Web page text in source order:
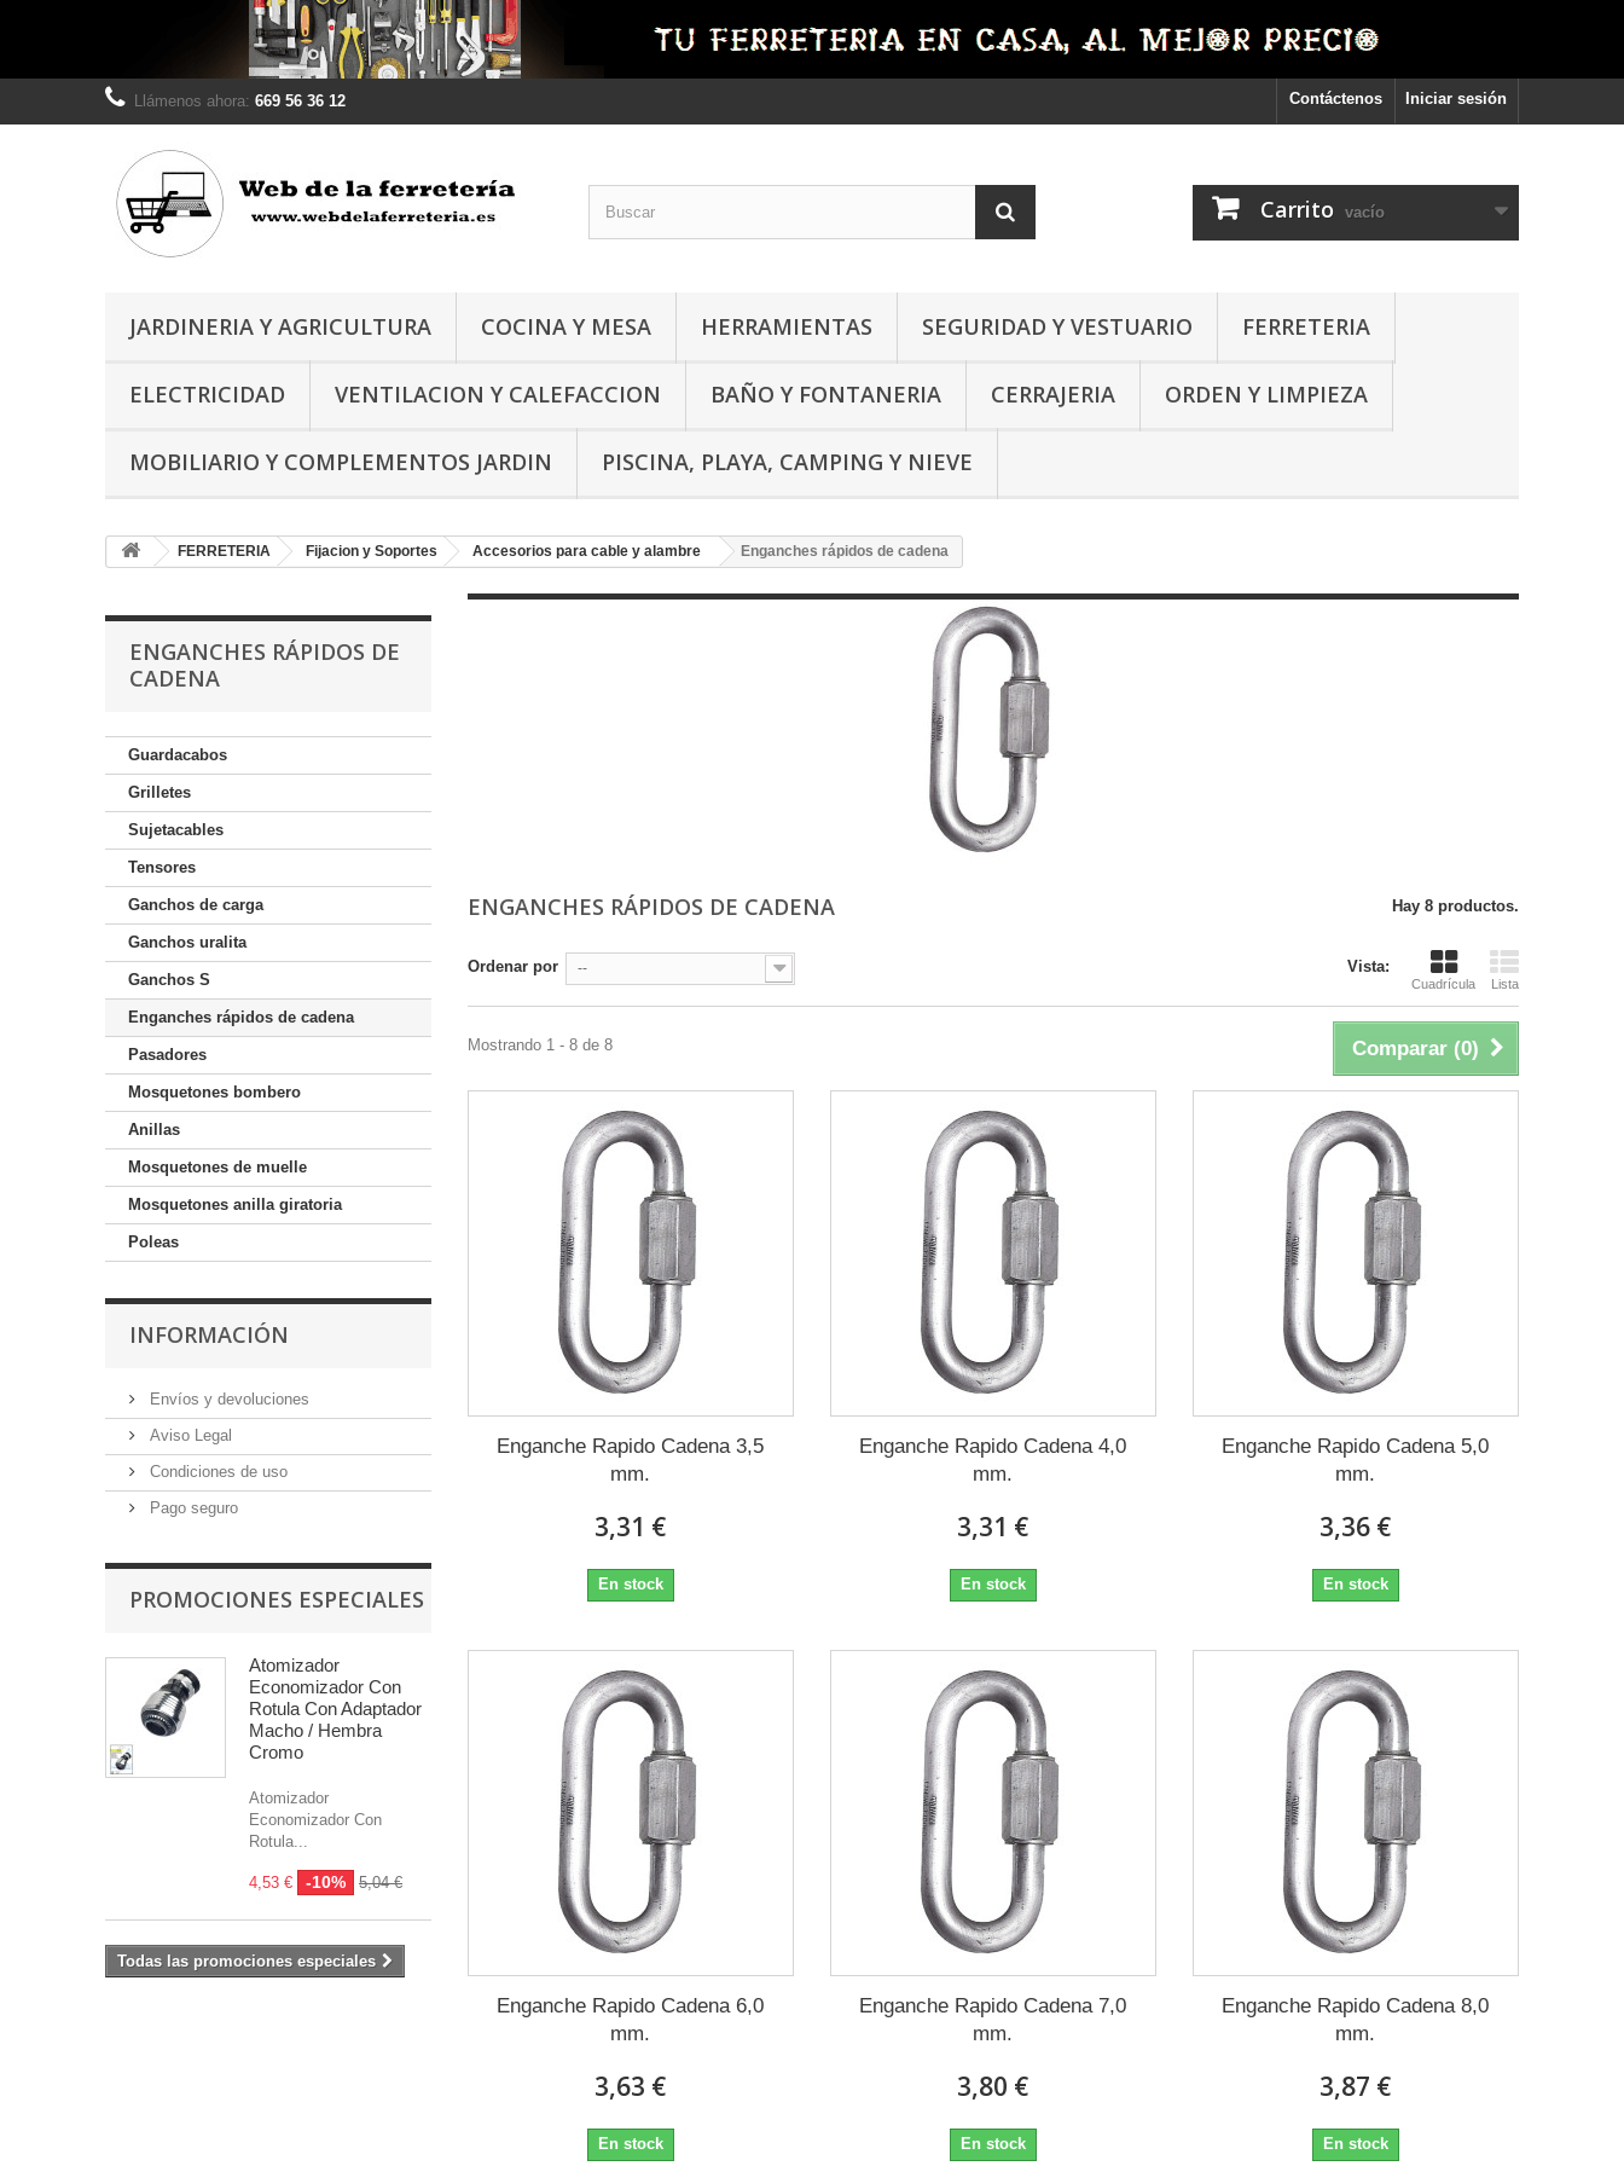
Iniciar sesión
Contáctenos
Llámenos ahora: 669 56 36 12
Carrito vacío
JARDINERIA Y AGRICULTURA COCINA Y MESA HERRAMIENTAS SEGURIDAD Y VESTUARIO FERRETERIA
ELECTRICIDAD VENTILACION Y CALEFACCION BAÑO Y FONTANERIA CERRAJERIA ORDEN Y LIMPIEZA
MOBILIARIO Y COMPLEMENTOS JARDIN PISCINA, PLAYA, CAMPING Y NIEVE
FERRETERIA Fijacion y Soportes Accesorios para cable y alambre Enganches rápidos de cadena
ENGANCHES RÁPIDOS DE
CADENA
Guardacabos
Grilletes
Sujetacables
Tensores
Ganchos de carga
Ganchos uralita
Ganchos S
Enganches rápidos de cadena
Pasadores
Mosquetones bombero
Anillas
Mosquetones de muelle
Mosquetones anilla giratoria
Poleas
INFORMACIÓN
Envíos y devoluciones
Aviso Legal
Condiciones de uso
Pago seguro
PROMOCIONES ESPECIALES
Atomizador
Economizador Con
Rotula Con Adaptador
Macho / Hembra
Cromo
Atomizador
Economizador Con
Rotula...
4,53 € -10% 5,04 €
Todas las promociones especiales
ENGANCHES RÁPIDOS DE CADENA Hay 8 productos.
Vista:
Cuadrícula Lista
Ordenar por --
Comparar (0)
Mostrando 1 - 8 de 8
Enganche Rapido Cadena 3,5
mm.
3,31 €
En stock
Enganche Rapido Cadena 4,0
mm.
3,31 €
En stock
Enganche Rapido Cadena 5,0
mm.
3,36 €
En stock
Enganche Rapido Cadena 6,0
mm.
3,63 €
En stock
Enganche Rapido Cadena 7,0
mm.
3,80 €
En stock
Enganche Rapido Cadena 8,0
mm.
3,87 €
En stock